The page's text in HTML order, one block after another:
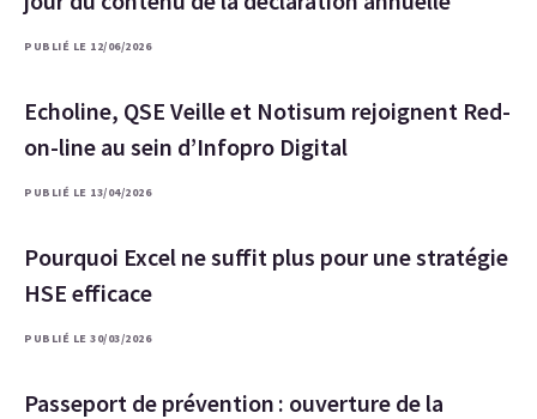
PUBLIÉ LE 12/06/2026
Echoline, QSE Veille et Notisum rejoignent Red-
on-line au sein d’Infopro Digital
PUBLIÉ LE 13/04/2026
Pourquoi Excel ne suffit plus pour une stratégie
HSE efficace
PUBLIÉ LE 30/03/2026
Passeport de prévention : ouverture de la